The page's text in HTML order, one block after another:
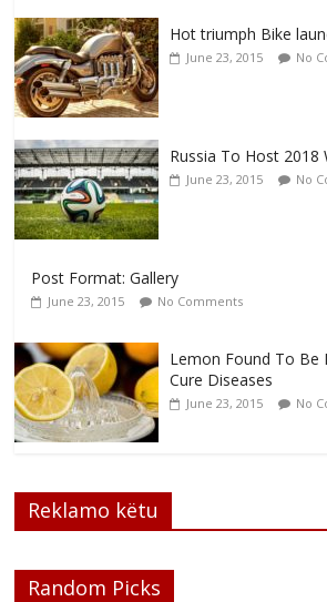
Hot triumph Bike
June 23, 2015 No
Russia To Host 2018
June 23, 2015 No
Post Format: Gallery
June 23, 2015 No Comments
Lemon Found To Be
Cure Diseases
June 23, 2015 No
Reklamo këtu
Random Picks